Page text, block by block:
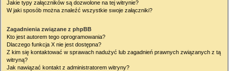
Jakie typy załączników są dozwolone na tej witrynie?
W jaki sposób można znaleźć wszystkie swoje załączniki?
Zagadnienia związane z phpBB
Kto jest autorem tego oprogramowania?
Dlaczego funkcja X nie jest dostępna?
Z kim się kontaktować w sprawach nadużyć lub zagadnień prawnych związanych z tą
witryną?
Jak nawiązać kontakt z administratorem witryny?